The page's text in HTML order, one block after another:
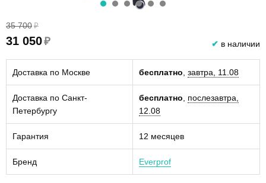
35 700 ₽
31 050₽ ✔ в наличии
Доставка по Москве бесплатно завтра, 11.08
Доставка по Санкт-
Петербургу
бесплатно
послезавтра,
12.08
Гарантия 12 месяцев
Бренд Everprof